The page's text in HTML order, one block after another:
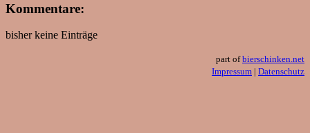
Kommentare:
bisher keine Einträge
part ofbierschinken.net
Impressum | Datenschutz